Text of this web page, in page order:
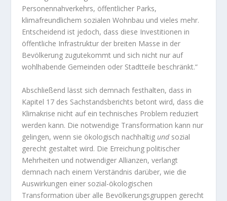
Personennahverkehrs, öffentlicher Parks,
klimafreundlichem sozialen Wohnbau und vieles mehr.
Entscheidend ist jedoch, dass diese Investitionen in
öffentliche Infrastruktur der breiten Masse in der
Bevölkerung zugutekommt und sich nicht nur auf
wohlhabende Gemeinden oder Stadtteile beschränkt.“
Abschließend lässt sich demnach festhalten, dass in
Kapitel 17 des Sachstandsberichts betont wird, dass die
Klimakrise nicht auf ein technisches Problem reduziert
werden kann. Die notwendige Transformation kann nur
gelingen, wenn sie ökologisch nachhaltig undsozial
gerecht gestaltet wird. Die Erreichung politischer
Mehrheiten und notwendiger Allianzen, verlangt
demnach nach einem Verständnis darüber, wie die
Auswirkungen einer sozial-ökologischen
Transformation über alle Bevölkerungsgruppen gerecht